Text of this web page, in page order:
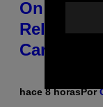
On This
Released
Career
hace 8 horasPor